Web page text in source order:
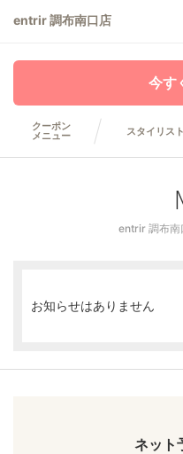
entrir 調布南口店
今す
クーポン
メニュー スタイリスト
entrir 調布南
お知らせはありません
ネット